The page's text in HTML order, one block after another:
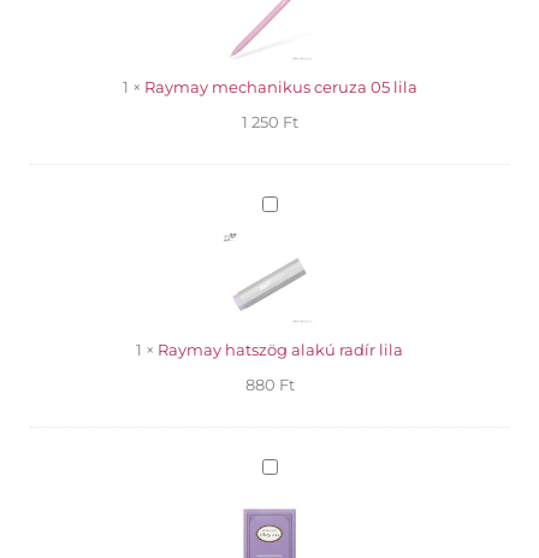
05
lila
1 × Raymay mechanikus ceruza 05 lila
1 250 Ft
Raymay
radír
lila
1 × Raymay hatszög alakú radír lila
880 Ft
Macaron
jegyzettömb
füzet